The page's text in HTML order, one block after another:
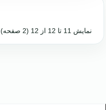
نمایش 11 تا 12 از 12 (2 صفحه)